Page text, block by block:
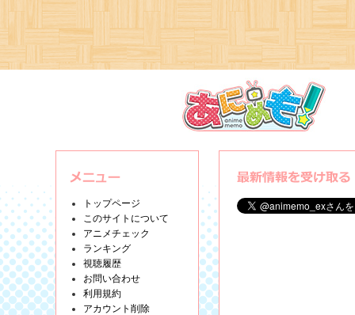
トップページ
このサイトについて
アニメチェック
ランキング
視聴履歴
お問い合わせ
利用規約
アカウント削除